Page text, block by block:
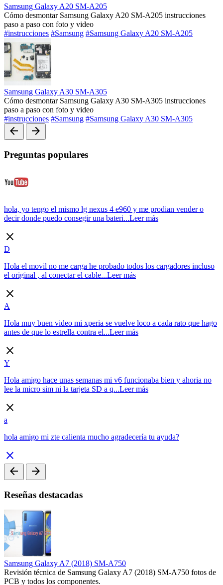
Samsung Galaxy A20 SM-A205
Cómo desmontar Samsung Galaxy A20 SM-A205 instrucciones
paso a paso con foto y video
#instrucciones #Samsung #Samsung Galaxy A20 SM-A205
Samsung Galaxy A30 SM-A305
Cómo desmontar Samsung Galaxy A30 SM-A305 instrucciones
paso a paso con foto y video
#instrucciones #Samsung #Samsung Galaxy A30 SM-A305
arrow_back arrow_forward
Preguntas populares
hola, yo tengo el mismo lg nexus 4 e960 y me prodian vender o
decir donde puedo consegir una bateri...Leer más
close
D
Hola el movil no me carga he probado todos los cargadores incluso
el original , al conectar el cable...Leer más
close
A
Hola muy buen video mi xperia se vuelve loco a cada rato que hago
antes de que lo estrella contra el...Leer más
close
Y
Hola amigo hace unas semanas mi v6 funcionaba bien y ahoria no
lee la micro sim ni la tarjeta SD a q...Leer más
close
a
hola amigo mi zte calienta mucho agradecería tu ayuda?
close
arrow_back
arrow_forward
Reseñas destacadas
Samsung Galaxy A7 (2018) SM-A750
Revisión técnica de Samsung Galaxy A7 (2018) SM-A750 fotos de
PCB y todos los componentes.